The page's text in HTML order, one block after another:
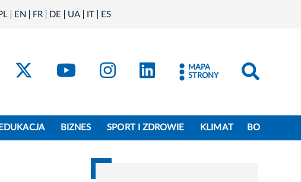
EN FR DE UA IT ES
Kraków - X
Kraków - YouTube
Kraków - Instagram
Kraków - LinkedIn
MAPA
STRONY
EDUKACJA BIZNES SPORT I ZDROWIE KLIMAT BO